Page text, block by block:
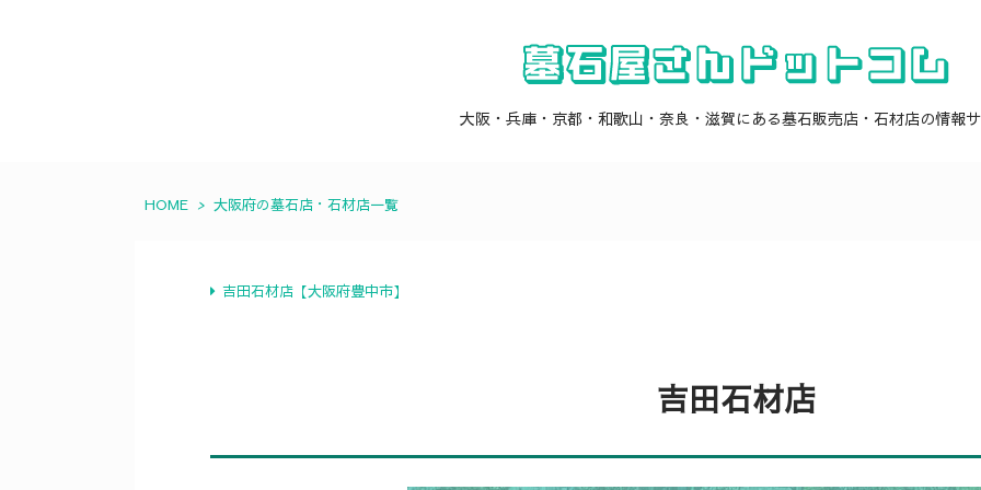
大阪・兵庫・京都・和歌山・奈良・滋賀にある墓石販売店・石材店の情報
HOME > 大阪府の墓石店・石材店一覧
吉田石材店【大阪府豊中市】
吉田石材店